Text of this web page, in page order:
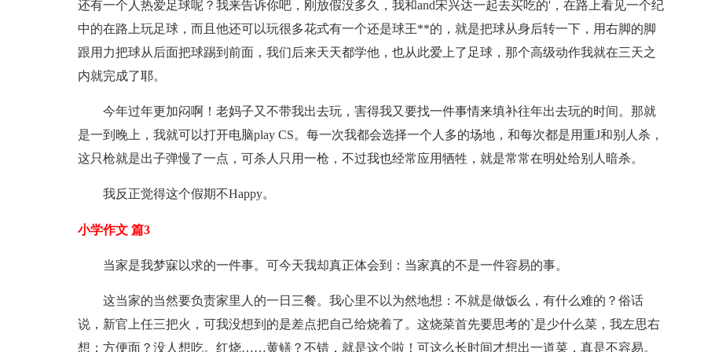
还有一个人热爱足球呢？我来告诉你吧，刚放假没多久，我和and宋兴达一起去买吃的'，在路上看见一个纪
中的在路上玩足球，而且他还可以玩很多花式有一个还是球王**的，就是把球从身后转一下，用右脚的脚
跟用力把球从后面把球踢到前面，我们后来天天都学他，也从此爱上了足球，那个高级动作我就在三天之
内就完成了耶。
今年过年更加闷啊！老妈子又不带我出去玩，害得我又要找一件事情来填补往年出去玩的时间。那就
是一到晚上，我就可以打开电脑play CS。每一次我都会选择一个人多的场地，和每次都是用重J和别人杀，
这只枪就是出子弹慢了一点，可杀人只用一枪，不过我也经常应用牺牲，就是常常在明处给别人暗杀。
我反正觉得这个假期不Happy。
小学作文 篇3
当家是我梦寐以求的一件事。可今天我却真正体会到：当家真的不是一件容易的事。
这当家的当然要负责家里人的一日三餐。我心里不以为然地想：不就是做饭么，有什么难的？俗话
说，新官上任三把火，可我没想到的是差点把自己给烧着了。这烧菜首先要思考的`是少什么菜，我左思右
想：方便面？没人想吃。红烧……黄鳝？不错，就是这个啦！可这么长时间才想出一道菜，真是不容易。